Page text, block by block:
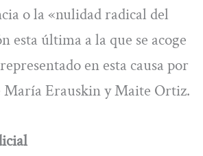
o la «nulidad radical del
esta última a la que se acoge
en esta causa por
María Erauskin y Maite Ortiz.